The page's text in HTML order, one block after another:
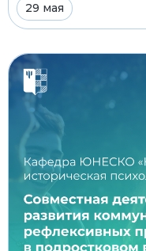
29 мая